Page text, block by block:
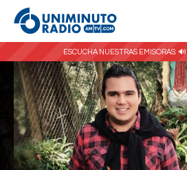
ESCUCHA NUESTRAS EMISORAS: 🔊